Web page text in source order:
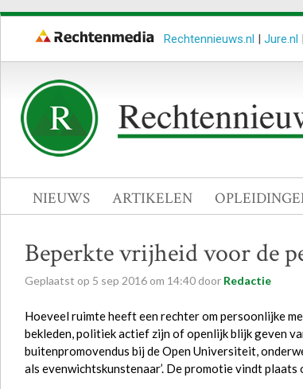
Rechtennieuws.nl | Jure.nl |
NIEUWS ARTIKELEN
Beperkte vrijheid voor de
Geplaatst op 5 sep 2016 om 14:40 door Redactie
Hoeveel ruimte heeft een rechter om persoonlijke
bekleden, politiek actief zijn of openlijk blijk geven
buitenpromovendus bij de Open Universiteit,
als evenwichtskunstenaar’. De promotie vindt